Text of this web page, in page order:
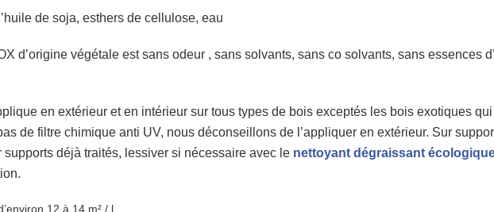
de soja, esthers de cellulose, eau
d’origine végétale est sans odeur , sans solvants, sans co solvants, sans essences
en extérieur et en intérieur sur tous types de bois exceptés les bois exotiques
de filtre chimique anti UV, nous déconseillons de l’appliquer en extérieur. Sur
déjà traités, lessiver si nécessaire avec le nettoyant dégraissant
12 à 14 m² / l